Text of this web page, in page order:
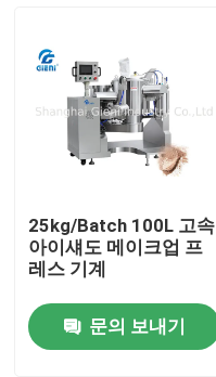
제품
우리 에 관한 것
공장 투어
25kg/Batch 100L 고속
아이섀도 메이크업 프
레스 기계
문의 보내기